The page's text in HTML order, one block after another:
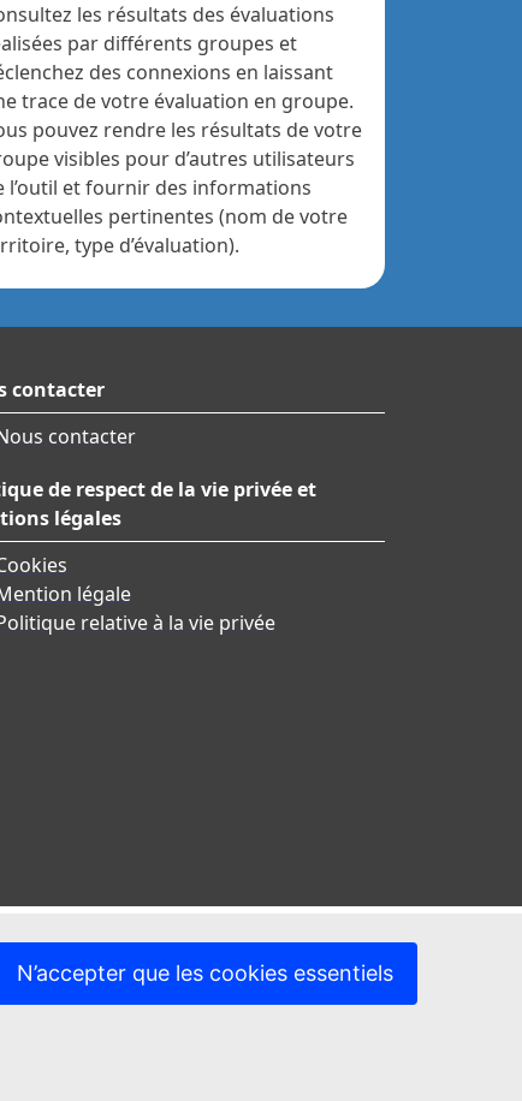
N’accepter que les cookies essentiels
les résultats des évaluations
par différents groupes et
des connexions en laissant
trace de votre évaluation en groupe.
pouvez rendre les résultats de votre
visibles pour d’autres utilisateurs
l’outil et fournir des informations
pertinentes (nom de votre
type d’évaluation).
contacter
contacter
de respect de la vie privée et
légales
légale
relative à la vie privée